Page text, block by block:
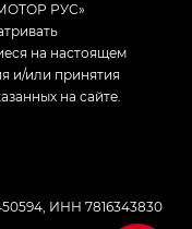
РУС»
на настоящем
и/или принятия
на сайте.
ИНН 7816343830